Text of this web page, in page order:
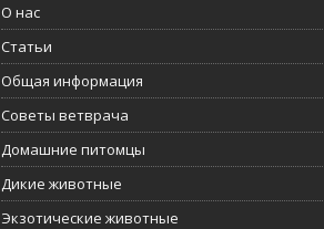
О нас
Статьи
Общая информация
Советы ветврача
Домашние питомцы
Дикие животные
Экзотические животные